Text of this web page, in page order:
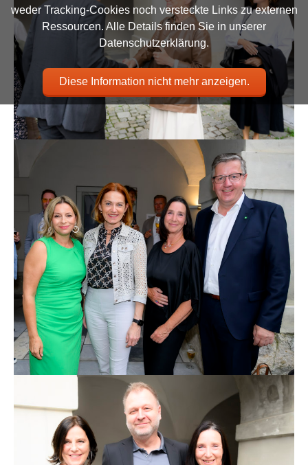
weder Tracking-Cookies noch versteckte Links zu externen
Ressourcen. Alle Details finden Sie in unserer
Datenschutzerklärung.
Diese Information nicht mehr anzeigen.